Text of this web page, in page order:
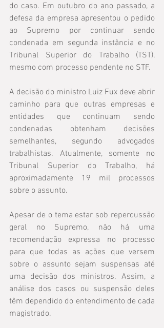
do caso. Em outubro do ano passado, a
defesa da empresa apresentou o pedido
ao Supremo por continuar sendo
condenada em segunda instância e no
Tribunal Superior do Trabalho (TST),
mesmo com processo pendente no STF.
A decisão do ministro Luiz Fux deve abrir
caminho para que outras empresas e
entidades que continuam sendo
condenadas obtenham decisões
semelhantes, segundo advogados
trabalhistas. Atualmente, somente no
Tribunal Superior do Trabalho, há
aproximadamente 19 mil processos
sobre o assunto.
Apesar de o tema estar sob repercussão
geral no Supremo, não há uma
recomendação expressa no processo
para que todas as ações que versem
sobre o assunto sejam suspensas até
uma decisão dos ministros. Assim, a
análise dos casos ou suspensão deles
têm dependido do entendimento de cada
magistrado.